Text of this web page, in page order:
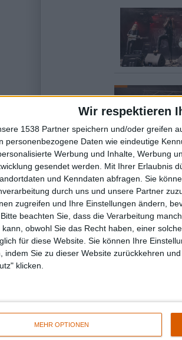
Wir respektieren
1538 Partner speichern und/oder greifen
personenbezogene Daten wie eindeutige
Werbung und Inhalte, Werbung
gesendet werden.
Mit Ihrer Erlaubnis
und Kenndaten abfragen. Sie
durch uns und unsere Partner
zugreifen und Ihre Einstellungen ändern,
Bitte beachten Sie, dass die Verarbeitung
obwohl Sie das Recht haben, einer
für diese Website. Sie können Ihre
indem Sie zu dieser Website zurückkehren
klicken.
MEHR OPTIONEN